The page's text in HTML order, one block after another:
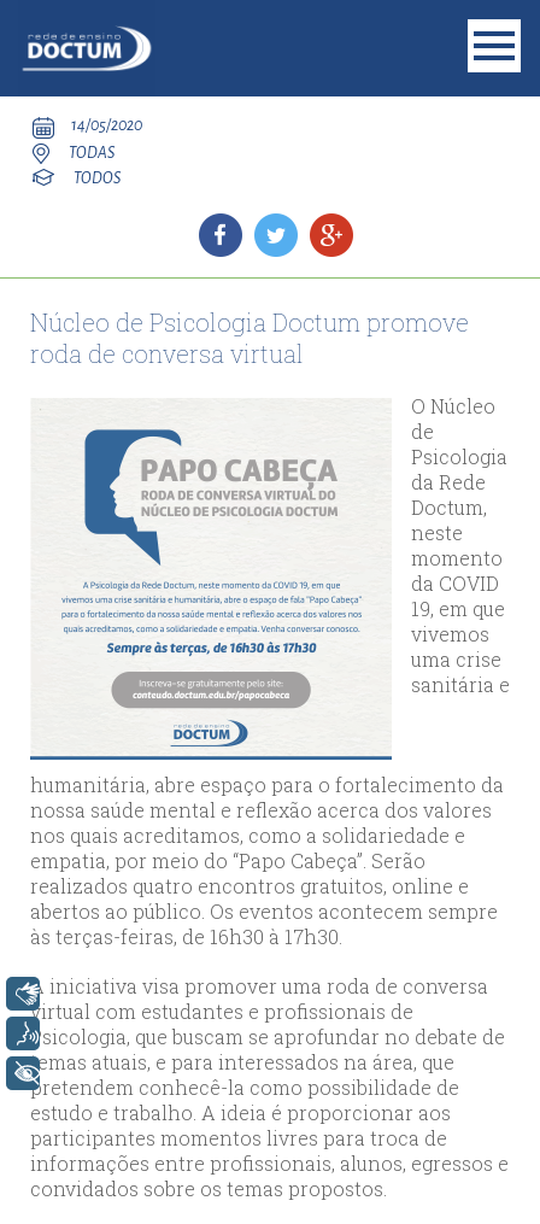
14/05/2020
TODAS
TODOS
Núcleo de Psicologia Doctum promove
roda de conversa virtual
O Núcleo
de
Psicologia
da Rede
Doctum,
neste
momento
da COVID
19, em que
vivemos
uma crise
sanitária e
humanitária, abre espaço para o fortalecimento da
nossa saúde mental e reflexão acerca dos valores
nos quais acreditamos, como a solidariedade e
empatia, por meio do “Papo Cabeça”. Serão
realizados quatro encontros gratuitos, online e
abertos ao público. Os eventos acontecem sempre
às terças-feiras, de 16h30 à 17h30.
A iniciativa visa promover uma roda de conversa
virtual com estudantes e profissionais de
Psicologia, que buscam se aprofundar no debate de
temas atuais, e para interessados na área, que
pretendem conhecê-la como possibilidade de
estudo e trabalho. A ideia é proporcionar aos
participantes momentos livres para troca de
informações entre profissionais, alunos, egressos e
convidados sobre os temas propostos.
Libras
Voz
+ Acessibilidade